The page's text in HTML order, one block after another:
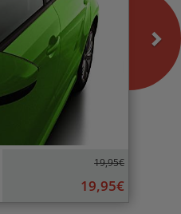
19,95€
19,95€